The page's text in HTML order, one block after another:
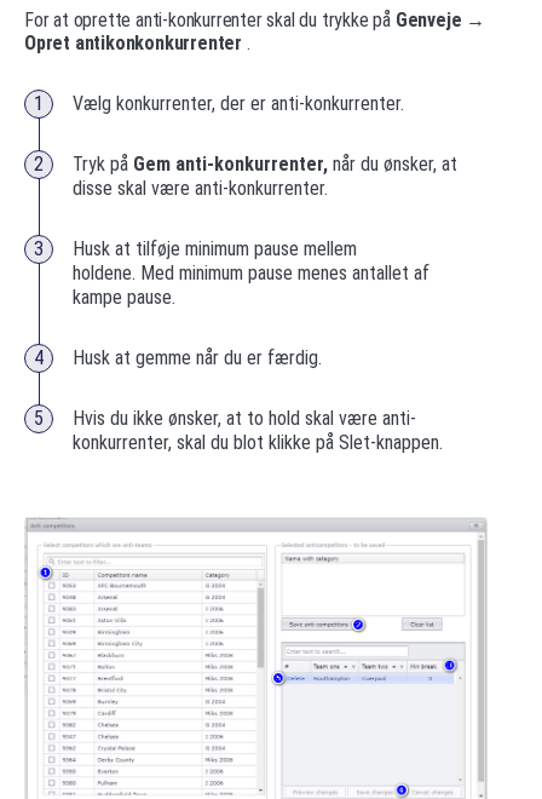
For at oprette anti-konkurrenter skal du trykke på Genveje →
Opret antikonkonkurrenter .
Vælg konkurrenter, der er anti-konkurrenter.
Tryk på Gem anti-konkurrenter, når du ønsker, at
disse skal være anti-konkurrenter.
Husk at tilføje minimum pause mellem
holdene. Med minimum pause menes antallet af
kampe pause.
Husk at gemme når du er færdig.
Hvis du ikke ønsker, at to hold skal være anti-
konkurrenter, skal du blot klikke på Slet-knappen.